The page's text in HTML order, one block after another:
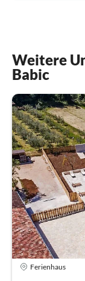
Weitere
Babic
Ferienhaus